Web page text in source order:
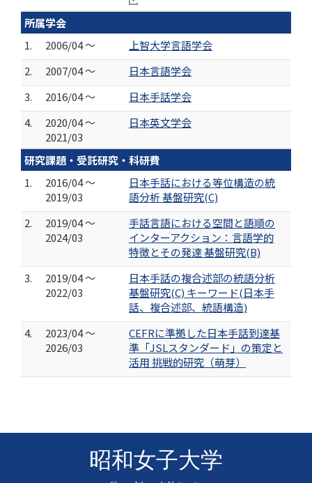
所属学会
1.
2006/04 ～
上智大学言語学会
2.
2007/04 ～
日本言語学会
3.
2016/04 ～
日本手話学会
4.
2020/04 ～
2021/03
日本英文学会
研究課題・受託研究・科研費
1.
2016/04 ～
2019/03
日本手話における等位構造の統
語分析 基盤研究(C)
2.
2019/04 ～
2024/03
手話言語における空間と語順の
インターアクション：言語学的
特徴とその発達 基盤研究(B)
3.
2019/04 ～
2022/03
日本手話の複合述部の統語分析
基盤研究(C) キーワード(日本手
話、複合述部、統語構造)
4.
2023/04 ～
2026/03
CEFRに準拠した日本手話到達基
準「JSLスタンダード」の策定と
活用 挑戦的研究（萌芽）
昭和女子大学